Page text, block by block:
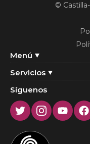
Menú
Servicios
©
Síguenos
TwitterInstagram